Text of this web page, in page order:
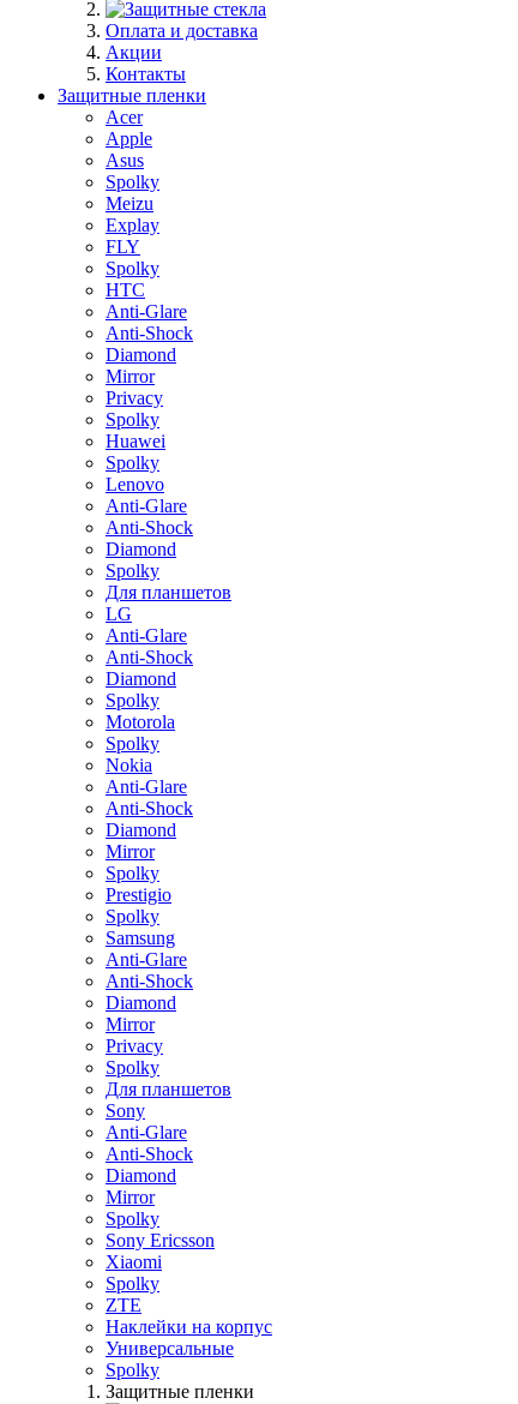
Оплата и доставка
Акции
Контакты
Защитные пленки
Acer
Apple
Asus
Spolky
Meizu
Explay
FLY
Spolky
HTC
Anti-Glare
Anti-Shock
Diamond
Mirror
Privacy
Spolky
Huawei
Spolky
Lenovo
Anti-Glare
Anti-Shock
Diamond
Spolky
Для планшетов
LG
Anti-Glare
Anti-Shock
Diamond
Spolky
Motorola
Spolky
Nokia
Anti-Glare
Anti-Shock
Diamond
Mirror
Spolky
Prestigio
Spolky
Samsung
Anti-Glare
Anti-Shock
Diamond
Mirror
Privacy
Spolky
Для планшетов
Sony
Anti-Glare
Anti-Shock
Diamond
Mirror
Spolky
Sony Ericsson
Xiaomi
Spolky
ZTE
Наклейки на корпус
Универсальные
Spolky
Защитные пленки